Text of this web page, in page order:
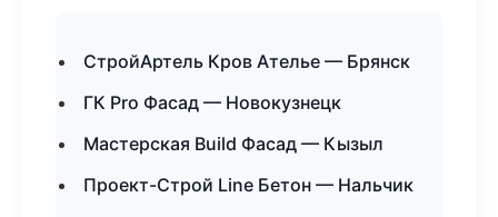
СтройАртель Кров Ателье — Брянск
ГК Pro Фасад — Новокузнецк
Мастерская Build Фасад — Кызыл
Проект-Строй Line Бетон — Нальчик